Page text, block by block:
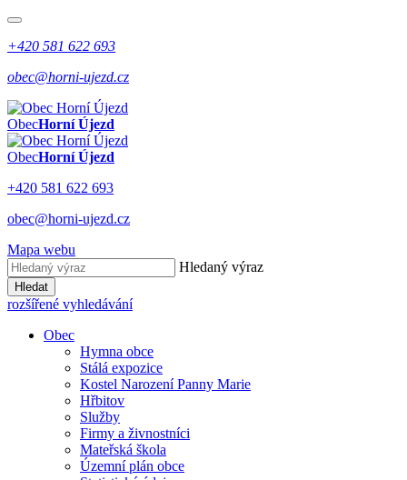
+420 581 622 693
obec@horni-ujezd.cz
ObecHorní Újezd
ObecHorní Újezd
+420 581 622 693
obec@horni-ujezd.cz
Mapa webu
Hledaný výraz
Hledat
rozšířené vyhledávání
Obec
Hymna obce
Stálá expozice
Kostel Narození Panny Marie
Hřbitov
Služby
Firmy a živnostníci
Mateřská škola
Územní plán obce